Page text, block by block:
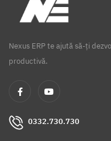
Nexus ERP te ajută să-ți
productivă.
0332.730.730